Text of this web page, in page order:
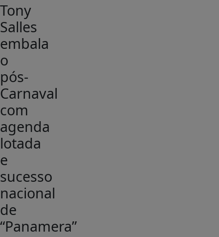
Tony
Salles
embala
o
pós-
Carnaval
com
agenda
lotada
e
sucesso
nacional
de
“Panamera”